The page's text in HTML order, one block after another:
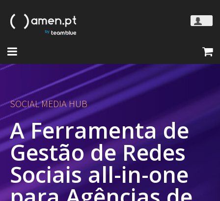
SOCIAL MEDIA HUB
A Ferramenta de
Gestão de Redes
Sociais all-in-one